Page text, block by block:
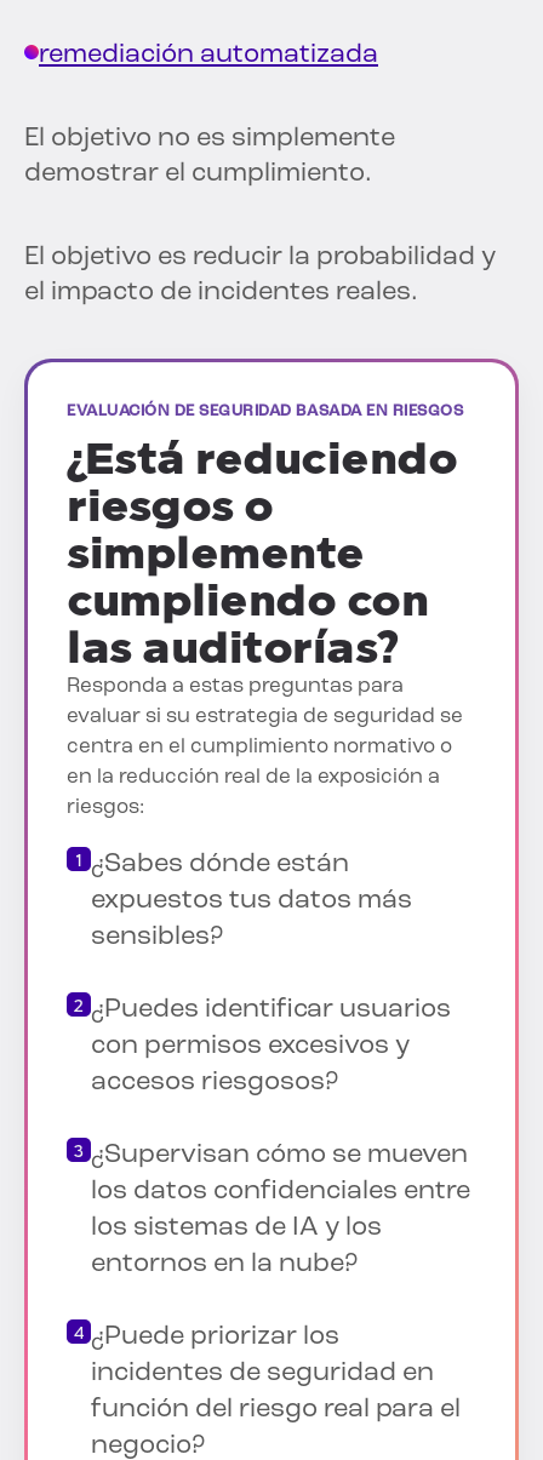
remediación automatizada
El objetivo no es simplemente
demostrar el cumplimiento.
El objetivo es reducir la probabilidad y
el impacto de incidentes reales.
EVALUACIÓN DE SEGURIDAD BASADA EN RIESGOS
¿Está reduciendo
riesgos o
simplemente
cumpliendo con
las auditorías?
Responda a estas preguntas para
evaluar si su estrategia de seguridad se
centra en el cumplimiento normativo o
en la reducción real de la exposición a
riesgos:
¿Sabes dónde están
expuestos tus datos más
sensibles?
¿Puedes identificar usuarios
con permisos excesivos y
accesos riesgosos?
¿Supervisan cómo se mueven
los datos confidenciales entre
los sistemas de IA y los
entornos en la nube?
¿Puede priorizar los
incidentes de seguridad en
función del riesgo real para el
negocio?